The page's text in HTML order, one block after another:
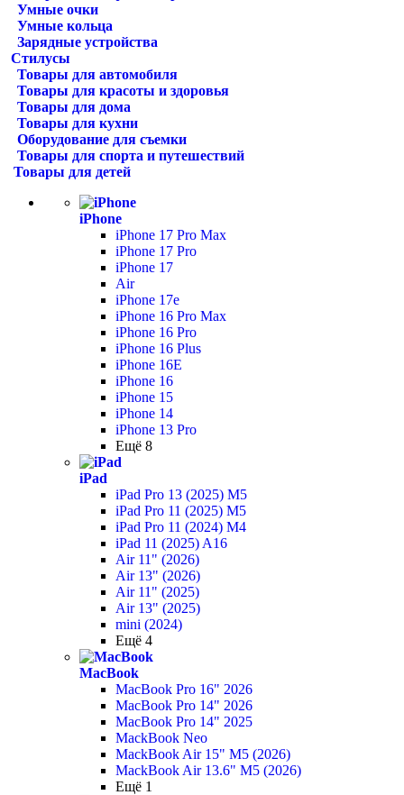
Умные очки
Умные кольца
Зарядные устройства
Стилусы
Товары для автомобиля
Товары для красоты и здоровья
Товары для дома
Товары для кухни
Оборудование для съемки
Товары для спорта и путешествий
Товары для детей
iPhone
iPhone 17 Pro Max
iPhone 17 Pro
iPhone 17
Air
iPhone 17e
iPhone 16 Pro Max
iPhone 16 Pro
iPhone 16 Plus
iPhone 16E
iPhone 16
iPhone 15
iPhone 14
iPhone 13 Pro
Ещё 8
iPad
iPad Pro 13 (2025) M5
iPad Pro 11 (2025) M5
iPad Pro 11 (2024) M4
iPad 11 (2025) A16
Air 11" (2026)
Air 13" (2026)
Air 11" (2025)
Air 13" (2025)
mini (2024)
Ещё 4
MacBook
MacBook Pro 16" 2026
MacBook Pro 14" 2026
MacBook Pro 14" 2025
MackBook Neo
MackBook Air 15" M5 (2026)
MackBook Air 13.6" M5 (2026)
Ещё 1